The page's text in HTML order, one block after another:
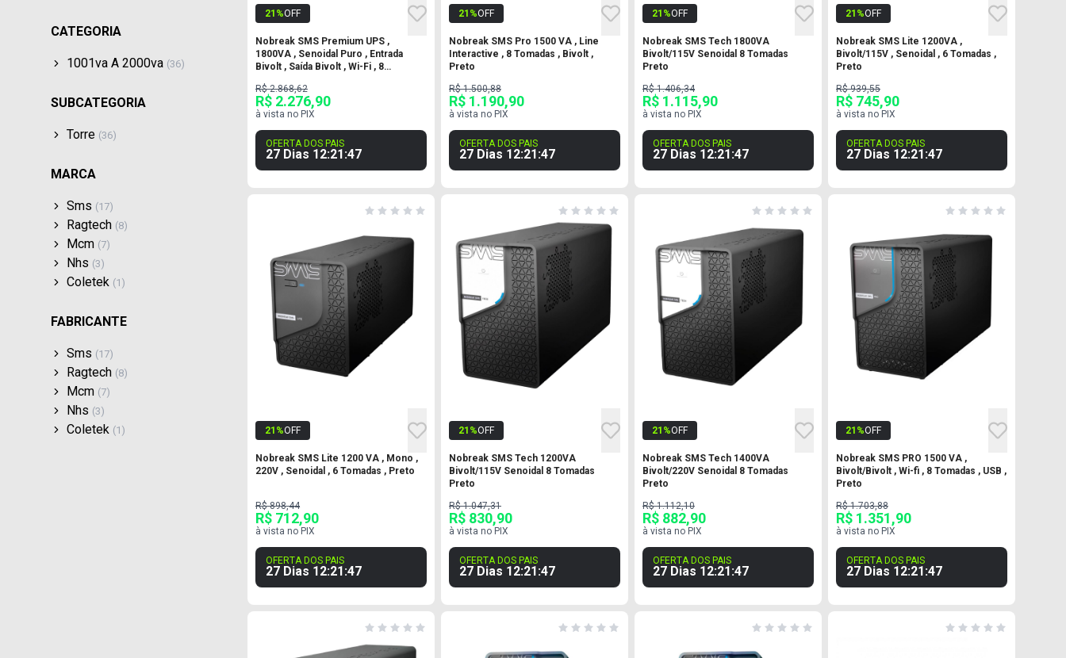
CATEGORIA
1001va A 2000va (36)
SUBCATEGORIA
Torre (36)
MARCA
Sms (17)
Ragtech (8)
Mcm (7)
Nhs (3)
Coletek (1 )
FABRICANTE
Sms (17)
Ragtech (8)
Mcm (7)
Nhs (3)
Coletek (1 )
21 %OFF
Nobreak SMS Premium UPS ,
1800VA , Senoidal Puro , Entrada
Bivolt , Saída Bivolt , Wi-Fi , 8
R$ 2.868,62
R$ 2.276,90
à vista no PIX
OFERTA DOS PAIS
27 Dias 12:21 :46
21 %OFF
Nobreak SMS Pro 1500 VA , Line
Interactive , 8 Tomadas , Bivolt ,
Preto
R$ 1.500,88
R$ 1.190,90
à vista no PIX
OFERTA DOS PAIS
27 Dias 12:21 :46
21 %OFF
Nobreak SMS Tech 1800VA
Bivolt/115V Senoidal 8 Tomadas
Preto
R$ 1.406,34
R$ 1.115,90
à vista no PIX
OFERTA DOS PAIS
27 Dias 12:21 :46
21 %OFF
Nobreak SMS Lite 1200VA ,
Bivolt/115V , Senoidal , 6 Tomadas ,
Preto
R$ 939,55
R$ 745,90
à vista no PIX
OFERTA DOS PAIS
27 Dias 12:21 :46
21 %OFF
Nobreak SMS Lite 1200 VA , Mono ,
220V , Senoidal , 6 Tomadas , Preto
R$ 898,44
R$ 712,90
à vista no PIX
OFERTA DOS PAIS
27 Dias 12:21 :46
21 %OFF
Nobreak SMS Tech 1200VA
Bivolt/115V Senoidal 8 Tomadas
Preto
R$ 1.047,31
R$ 830,90
à vista no PIX
OFERTA DOS PAIS
27 Dias 12:21 :46
21 %OFF
Nobreak SMS Tech 1400VA
Bivolt/220V Senoidal 8 Tomadas
Preto
R$ 1.112,10
R$ 882,90
à vista no PIX
OFERTA DOS PAIS
27 Dias 12:21 :46
21 %OFF
Nobreak SMS PRO 1500 VA ,
Bivolt/Bivolt , Wi-fi , 8 Tomadas , USB ,
Preto
R$ 1.703,88
R$ 1.351,90
à vista no PIX
OFERTA DOS PAIS
27 Dias 12:21 :46